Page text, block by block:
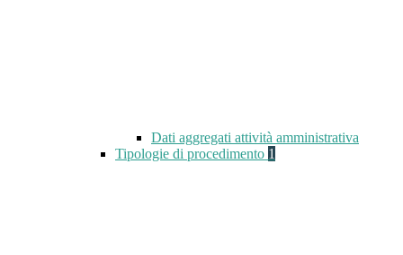
Dati aggregati attività amministrativa
Tipologie di procedimento 1